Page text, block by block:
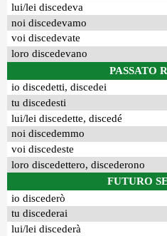
lui/lei discedeva
noi discedevamo
voi discedevate
loro discedevano
PASSATO
io discedetti, discedei
tu discedesti
lui/lei discedette, discedé
noi discedemmo
voi discedeste
loro discedettero, discederono
FUTURO
io discederò
tu discederai
lui/lei discederà